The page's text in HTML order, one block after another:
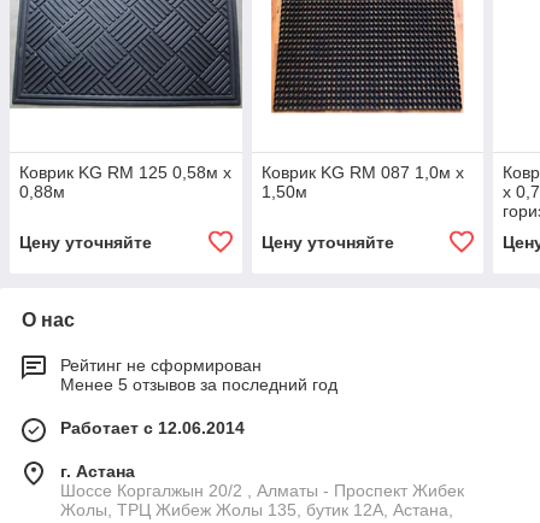
Коврик KG RM 125 0,58м х
0,88м
Цену уточняйте
Коврик KG RM 087 1,0м х
1,50м
Цену уточняйте
х
О нас
Рейтинг не сформирован
Менее 5 отзывов за последний год
Работает с 12.06.2014
г. Астана
Шоссе Коргалжын 20/2 , Алматы - Проспект Жибек
Жолы, ТРЦ Жибеж Жолы 135, бутик 12А, Астана,